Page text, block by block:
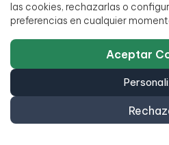
las cookies, rechazarlas o
preferencias en cualquier
Aceptar
Vende tu móvil
Tu cuenta
Derecho de desistimiento